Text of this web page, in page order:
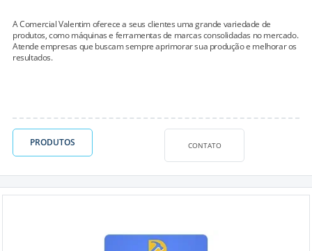
A Comercial Valentim oferece a seus clientes uma grande variedade de
produtos, como máquinas e ferramentas de marcas consolidadas no mercado.
Atende empresas que buscam sempre aprimorar sua produção e melhorar os
resultados.
PRODUTOS CONTATO